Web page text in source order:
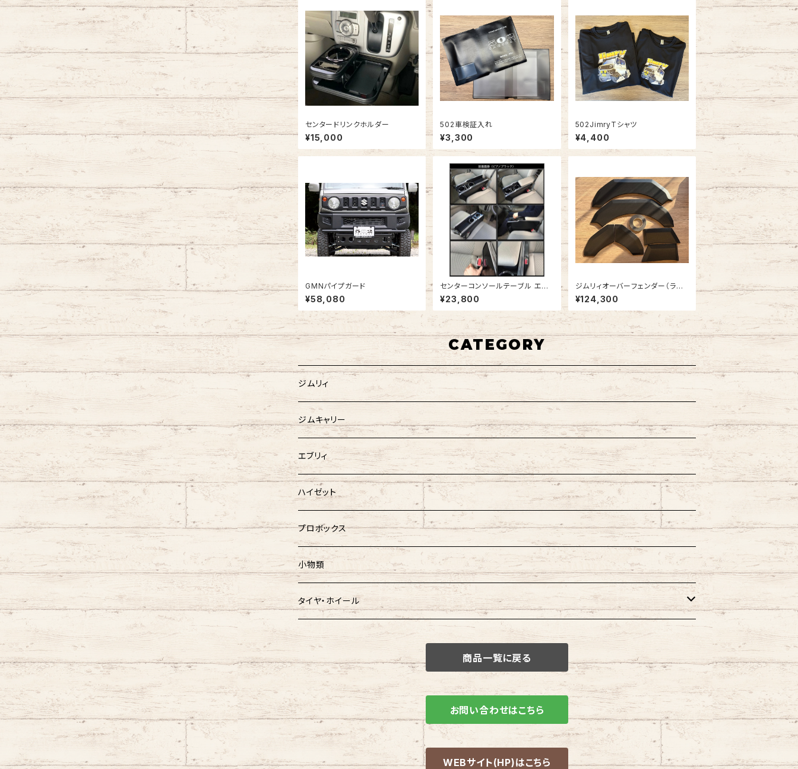
センタードリンクホルダー
¥15,000
502車検証入れ
¥3,300
502JimryTシャツ
¥4,400
GMNパイプガード
¥58,080
センターコンソールテーブル エブ
リィワゴン DA17W
¥23,800
ジムリィオーバーフェンダー（ラプ
ター塗装済・細目)
¥124,300
CATEGORY
ジムリィ
ジムキャリー
エブリィ
ハイゼット
プロボックス
小物類
タイヤ・ホイール
タイヤ
ホイール
ホイールタイヤ SET
商品一覧に戻る
お問い合わせはこちら
WEBサイト(HP)はこちら